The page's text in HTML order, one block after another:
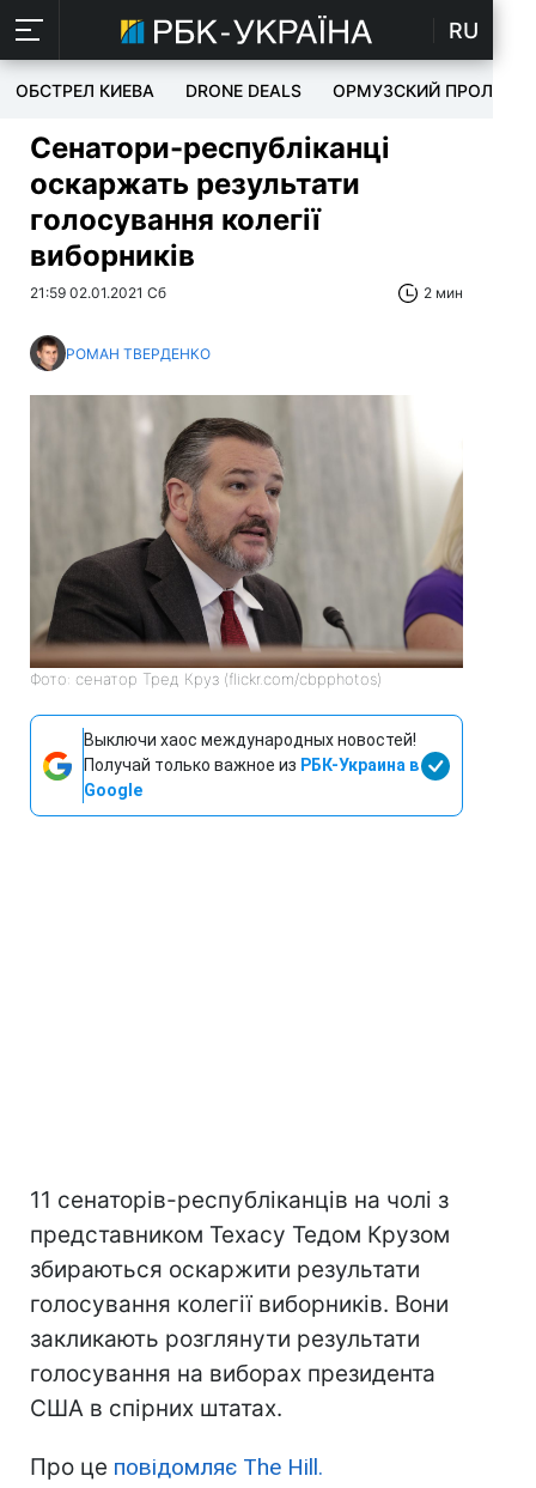
RU
ОБСТРЕЛ КИЕВА DRONE DEALS ОРМУЗСКИЙ ПРОЛИВ
Сенатори-республіканці
оскаржать результати
голосування колегії
виборників
21:59 02.01.2021 Сб 2 мин
РОМАН ТВЕРДЕНКО
Фото: сенатор Тред Круз (flickr.com/cbpphotos)
Выключи хаос международных новостей!
Получай только важное из РБК-Украина в
Google
11 сенаторів-республіканців на чолі з
представником Техасу Тедом Крузом
збираються оскаржити результати
голосування колегії виборників. Вони
закликають розглянути результати
голосування на виборах президента
США в спірних штатах.
Про це повідомляє The Hill.